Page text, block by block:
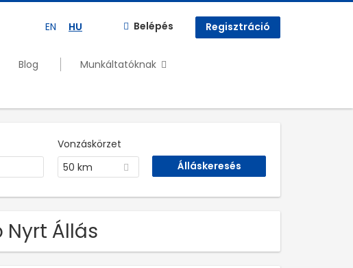
EN HU Belépés Regisztráció
Blog
Munkáltatóknak
Vonzáskörzet
50 km
Állás